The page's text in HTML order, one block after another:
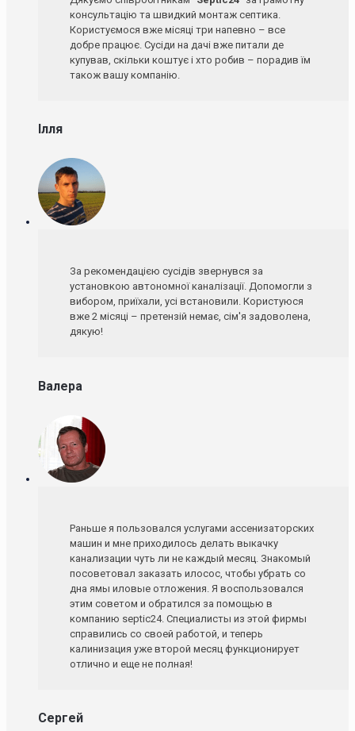
консультацію та швидкий монтаж септика.
Користуємося вже місяці три напевно – все
добре працює. Сусіди на дачі вже питали де
купував, скільки коштує і хто робив – порадив їм
також вашу компанію.
Ілля
За рекомендацією сусідів звернувся за
установкою автономної каналізації. Допомогли з
вибором, приїхали, усі встановили. Користуюся
вже 2 місяці – претензій немає, сім'я задоволена,
дякую!
Валера
Раньше я пользовался услугами ассенизаторских
машин и мне приходилось делать выкачку
канализации чуть ли не каждый месяц. Знакомый
посоветовал заказать илосос, чтобы убрать со
дна ямы иловые отложения. Я воспользовался
этим советом и обратился за помощью в
компанию septic24. Специалисты из этой фирмы
справились со своей работой, и теперь
калинизация уже второй месяц функционирует
отлично и еще не полная!
Сергей